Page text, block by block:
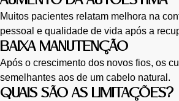
Muitos pacientes relatam melhora na
pessoal e qualidade de vida após a
BAIXA MANUTENÇÃO
Após o crescimento dos novos fios, os
semelhantes aos de um cabelo natural.
QUAIS SÃO AS LIMITAÇÕES?